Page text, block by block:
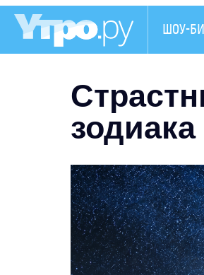
ШОУ-